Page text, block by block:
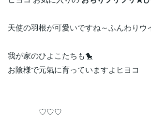
天使の羽根が可愛いですね～ふんわりウ
我が家のひよこたちも🐤
お陰様で元氣に育っていますよヒヨコ
♡♡♡